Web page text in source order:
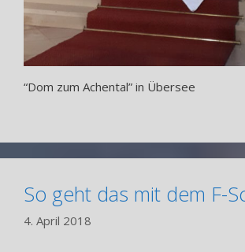
“Dom zum Achental” in Übersee
So geht das mit dem F-
4. April 2018